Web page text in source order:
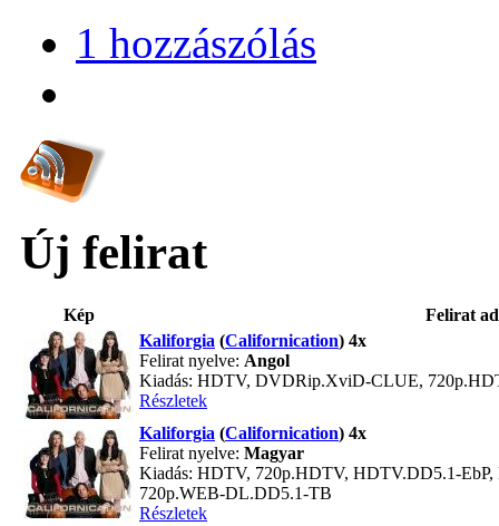
1 hozzászólás
Új felirat
Kép
Felirat
Kaliforgia (Californication) 4x
Felirat nyelve: Angol
Kiadás: HDTV, DVDRip.XviD-CLUE,
Részletek
Kaliforgia (Californication) 4x
Felirat nyelve: Magyar
Kiadás: HDTV, 720p.HDTV, HDTV.DD5.1-
720p.WEB-DL.DD5.1-TB
Részletek